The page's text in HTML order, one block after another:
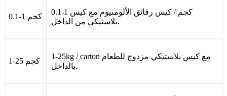
0.1-1 كجم
0.1-1 كجم / كيس رقائق الألومنيوم مع كيس
بلاستيكي من الداخل.
1-25 كجم
1-25kg / carton مع كيس بلاستيكي مزدوج للطعام
بالداخل.